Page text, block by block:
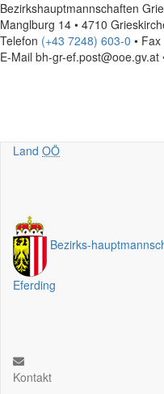
Bezirkshauptmannschaften
Manglburg 14 • 4710
Telefon (+43 7248) 603-0 •
E-Mail bh-gr-ef.post@ooe.gv.at
Land OÖ
Bezirks-
Eferding
Kontakt